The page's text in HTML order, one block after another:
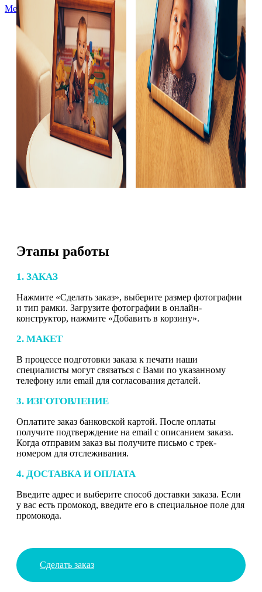
Меню
Этапы работы
1. ЗАКАЗ
Нажмите «Сделать заказ», выберите размер фотографии
и тип рамки. Загрузите фотографии в онлайн-
конструктор, нажмите «Добавить в корзину».
2. МАКЕТ
В процессе подготовки заказа к печати наши
специалисты могут связаться с Вами по указанному
телефону или email для согласования деталей.
3. ИЗГОТОВЛЕНИЕ
Оплатите заказ банковской картой. После оплаты
получите подтверждение на email с описанием заказа.
Когда отправим заказ вы получите письмо с трек-
номером для отслеживания.
4. ДОСТАВКА И ОПЛАТА
Введите адрес и выберите способ доставки заказа. Если
у вас есть промокод, введите его в специальное поле для
промокода.
Сделать заказ